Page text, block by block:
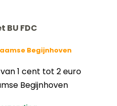
BU FDC
Begijnhoven
1 cent tot 2 euro
Begijnhoven